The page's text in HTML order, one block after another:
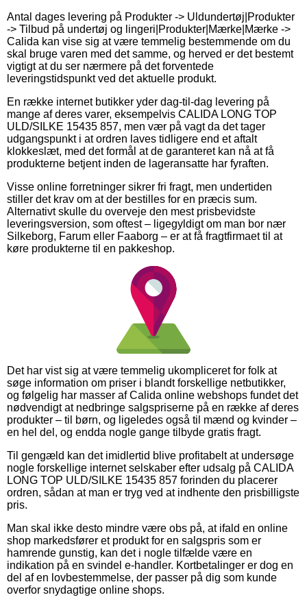
Antal dages levering på Produkter -> Uldundertøj|Produkter
-> Tilbud på undertøj og lingeri|Produkter|Mærke|Mærke ->
Calida kan vise sig at være temmelig bestemmende om du
skal bruge varen med det samme, og herved er det bestemt
vigtigt at du ser nærmere på det forventede
leveringstidspunkt ved det aktuelle produkt.
En række internet butikker yder dag-til-dag levering på
mange af deres varer, eksempelvis CALIDA LONG TOP
ULD/SILKE 15435 857, men vær på vagt da det tager
udgangspunkt i at ordren laves tidligere end et aftalt
klokkeslæt, med det formål at de garanteret kan nå at få
produkterne betjent inden de lageransatte har fyraften.
Visse online forretninger sikrer fri fragt, men undertiden
stiller det krav om at der bestilles for en præcis sum.
Alternativt skulle du overveje den mest prisbevidste
leveringsversion, som oftest – ligegyldigt om man bor nær
Silkeborg, Farum eller Faaborg – er at få fragtfirmaet til at
køre produkterne til en pakkeshop.
Det har vist sig at være temmelig ukompliceret for folk at
søge information om priser i blandt forskellige netbutikker,
og følgelig har masser af Calida online webshops fundet det
nødvendigt at nedbringe salgspriserne på en række af deres
produkter – til børn, og ligeledes også til mænd og kvinder –
en hel del, og endda nogle gange tilbyde gratis fragt.
Til gengæld kan det imidlertid blive profitabelt at undersøge
nogle forskellige internet selskaber efter udsalg på CALIDA
LONG TOP ULD/SILKE 15435 857 forinden du placerer
ordren, sådan at man er tryg ved at indhente den prisbilligste
pris.
Man skal ikke desto mindre være obs på, at ifald en online
shop markedsfører et produkt for en salgspris som er
hamrende gunstig, kan det i nogle tilfælde være en
indikation på en svindel e-handler. Kortbetalinger er dog en
del af en lovbestemmelse, der passer på dig som kunde
overfor snydagtige online shops.